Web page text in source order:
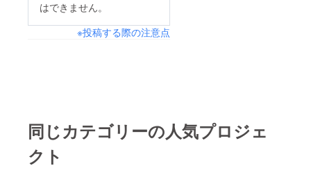
はできません。
※投稿する際の注意点
同じカテゴリーの人気プロジェ
クト